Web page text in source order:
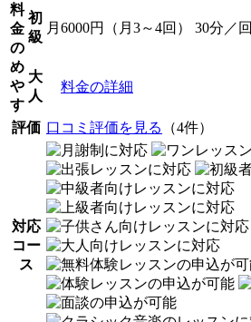
料
金
の
め
や
す
初
級
月6000円（月3～4回） 30分／回
大
人
料金の詳細
評価 口コミ評価を見る （4件）
対応
コー
ス